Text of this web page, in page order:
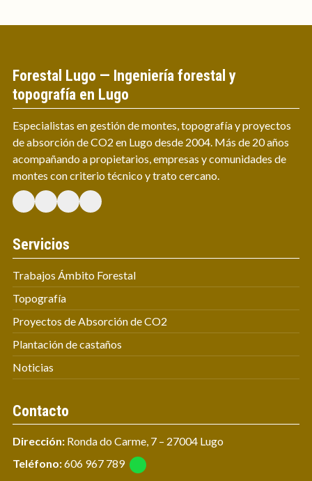
Forestal Lugo — Ingeniería forestal y
topografía en Lugo
Especialistas en gestión de montes, topografía y proyectos
de absorción de CO2 en Lugo desde 2004. Más de 20 años
acompañando a propietarios, empresas y comunidades de
montes con criterio técnico y trato cercano.
Servicios
Trabajos Ámbito Forestal
Topografía
Proyectos de Absorción de CO2
Plantación de castaños
Noticias
Contacto
Dirección: Ronda do Carme, 7 – 27004 Lugo
Teléfono:606 967 789